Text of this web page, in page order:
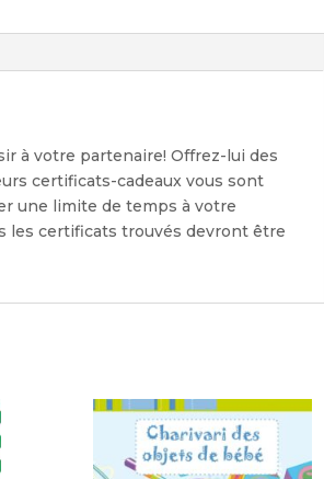
à votre partenaire! Offrez-lui des
certificats-cadeaux vous sont
une limite de temps à votre
les certificats trouvés devront être